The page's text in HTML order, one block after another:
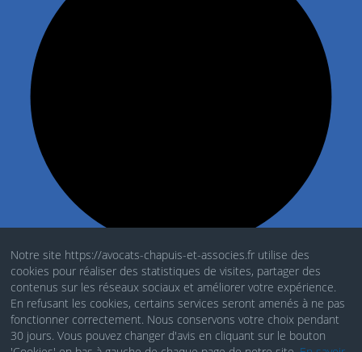
Mentions Légales
Politique de cookies
RGDP
Notre site https://avocats-chapuis-et-associes.fr utilise des
cookies pour réaliser des statistiques de visites, partager des
contenus sur les réseaux sociaux et améliorer votre expérience.
En refusant les cookies, certains services seront amenés à ne pas
fonctionner correctement. Nous conservons votre choix pendant
30 jours. Vous pouvez changer d'avis en cliquant sur le bouton